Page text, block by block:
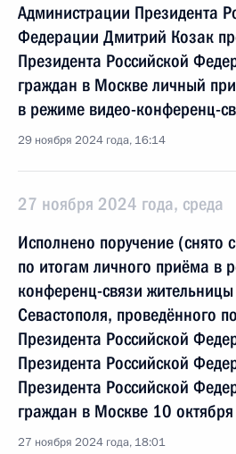
Администрации Президента
Федерации Дмитрий Козак
Президента Российской
граждан в Москве личный
в режиме видео-конференц-
29 ноября 2024 года, 16:14
27 ноября 2024 года, среда
Исполнено поручение (снято
по итогам личного приёма в
конференц-связи
Севастополя, проведённого
Президента Российской
Президента Российской
Президента Российской
граждан в Москве 10
27 ноября 2024 года, 18:01